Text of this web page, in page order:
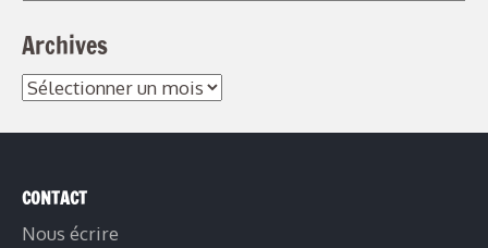
Archives
Archives
CONTACT
Nous écrire